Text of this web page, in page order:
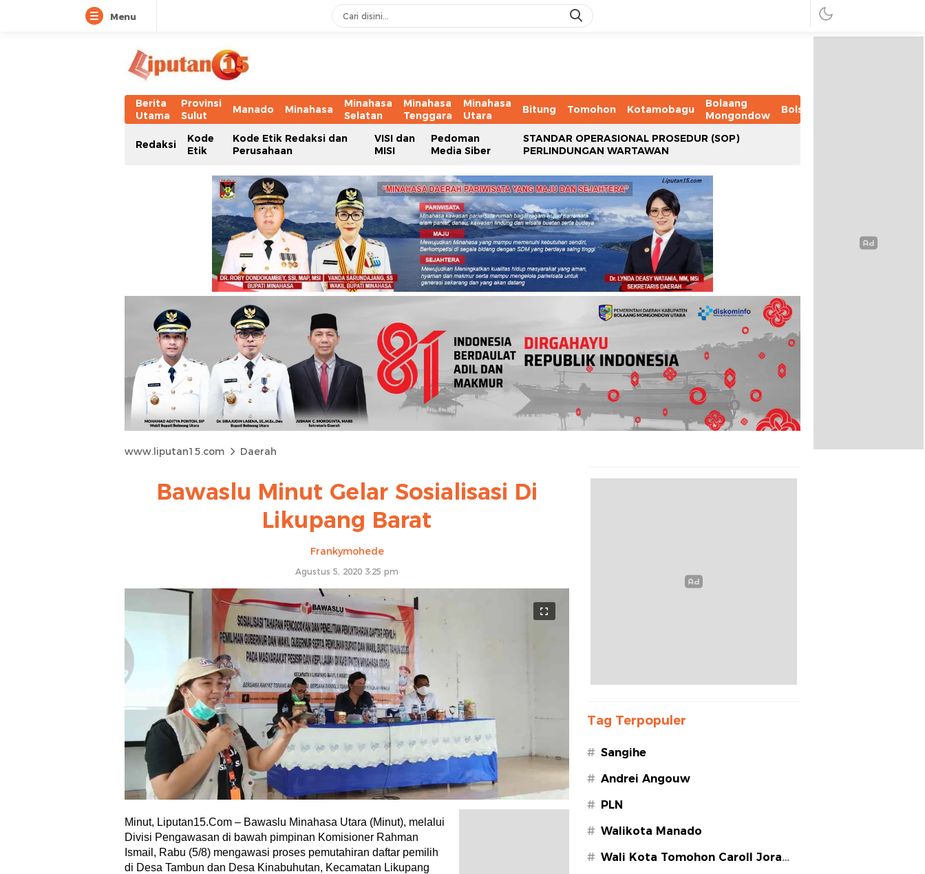
Menu
Berita
Utama
Provinsi
Sulut
Manado Minahasa
Minahasa
Selatan
Minahasa
Tenggara
Minahasa
Utara
Bitung Tomohon Kotamobagu
Bolaang
Mongondow
Bolsel
Redaksi
Kode
Etik
Kode Etik Redaksi dan
Perusahaan
VISI dan
MISI
Pedoman
Media Siber
STANDAR OPERASIONAL PROSEDUR (SOP)
PERLINDUNGAN WARTAWAN
www.liputan15.com Daerah
Bawaslu Minut Gelar Sosialisasi Di
Likupang Barat
Frankymohede
Agustus 5, 2020 3:25 pm
Minut, Liputan15.Com – Bawaslu Minahasa Utara (Minut), melalui
Divisi Pengawasan di bawah pimpinan Komisioner Rahman
Ismail, Rabu (5/8) mengawasi proses pemutahiran daftar pemilih
di Desa Tambun dan Desa Kinabuhutan, Kecamatan Likupang
Tag Terpopuler
# Sangihe
# Andrei Angouw
# PLN
# Walikota Manado
# Wali Kota Tomohon Caroll Joram